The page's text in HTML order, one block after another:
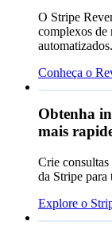
Em
Jan
O Stripe
complexos de
automatizados.
Conheça o
id,
email,
3 linhas
from
where
Obtenha
mais
Crie consultas
da Stripe para
Explore o